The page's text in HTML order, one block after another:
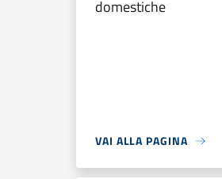
domestiche
VAI ALLA PAGINA